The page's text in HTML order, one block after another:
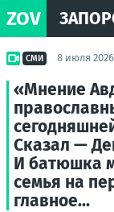
ZOV
СМИ 8 июля
«Мнение
Сказал —
И батюшка
семья на
главное...